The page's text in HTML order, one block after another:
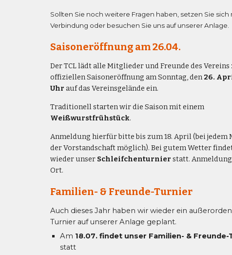
Sollten Sie noch weitere Fragen haben, setzen Sie sich
Verbindung oder besuchen Sie uns auf unserer Anlage.
Saisoneröffnung am 26.04.
Der TCL lädt alle Mitglieder und Freunde des Vereins
offiziellen Saisoneröffnung am Sonntag, den 26.
Uhr auf das Vereinsgelände ein.
Traditionell starten wir die Saison mit einem
Weißwurstfrühstück.
Anmeldung hierfür bitte bis zum 18. April (bei jedem
der Vorstandschaft möglich). Bei gutem Wetter
wieder unser Schleifchenturnier statt.
Ort.
Familien- & Freunde-Turnier
Auch dieses Jahr haben wir wieder ein
Turnier auf unserer Anlage geplant.
Am 18.07. findet unser Familien- & Freunde-
statt